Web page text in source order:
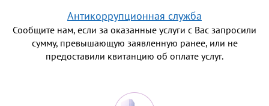
Антикоррупционная служба
Сообщите нам, если за оказанные услуги с Вас запросили
сумму, превышающую заявленную ранее, или не
предоставили квитанцию об оплате услуг.